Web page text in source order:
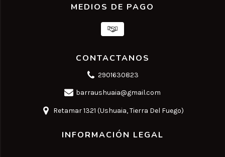
MEDIOS DE PAGO
CONTACTANOS
2901630823
barraushuaia@gmail.com
Retamar 1321 (Ushuaia, Tierra Del Fuego)
INFORMACIÓN LEGAL